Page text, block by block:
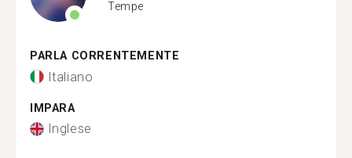
Tempe
PARLA CORRENTEMENTE
Italiano
IMPARA
Inglese